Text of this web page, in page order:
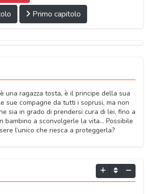
Primo capitolo
una ragazza tosta, è il principe della sua
sue compagne da tutti i soprusi, ma non
sia in grado di prendersi cura di lei, fino a
bambino a sconvolgerle la vita… Possibile
l’unico che riesca a proteggerla?